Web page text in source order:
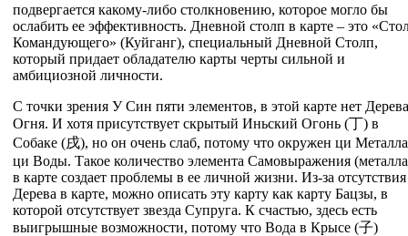
подвергается какому-либо столкновению, которое могло бы
ослабить ее эффективность. Дневной столп в карте – это
Командующего» (Куйганг), специальный Дневной Столп,
который придает обладателю карты черты сильной и
амбициозной личности.
С точки зрения У Син пяти элементов, в этой карте нет
Огня. И хотя присутствует скрытый Иньский Огонь (丁) в
Собаке (戌), но он очень слаб, потому что окружен ци
ци Воды. Такое количество элемента Самовыражения
в карте создает проблемы в ее личной жизни. Из-за отсутствия
Дерева в карте, можно описать эту карту как карту Бацзы, в
которой отсутствует звезда Супруга. К счастью, здесь есть
выигрышные возможности, потому что Вода в Крысе (子)